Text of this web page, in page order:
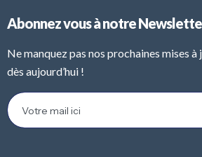
Abonnez vous à notre
Ne manquez pas nos prochaines mises
dès aujourd’hui !